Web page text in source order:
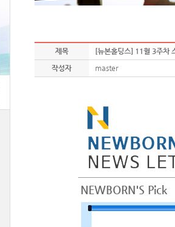
제목
[뉴본홀딩스] 11월 3주차
작성자
master
NEWBORN'S Pick